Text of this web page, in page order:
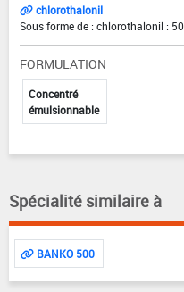
chlorothalonil
Sous forme de : chlorothalonil :
FORMULATION
Concentré
émulsionnable
Spécialité similaire à
BANKO 500